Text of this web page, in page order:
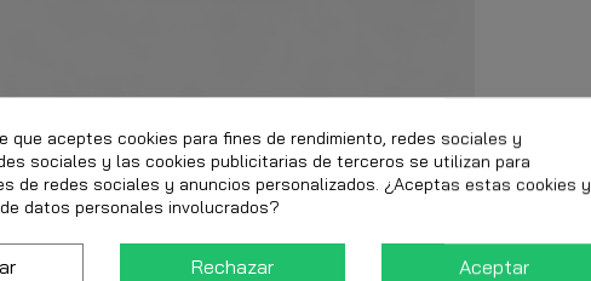
que aceptes cookies para fines de rendimiento, redes sociales y
sociales y las cookies publicitarias de terceros se utilizan para
de redes sociales y anuncios personalizados. ¿Aceptas estas cookies y
datos personales involucrados?
Rechazar Aceptar